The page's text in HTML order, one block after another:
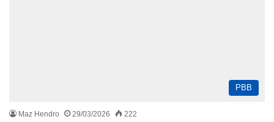
PBB
Maz Hendro 29/03/2026 222